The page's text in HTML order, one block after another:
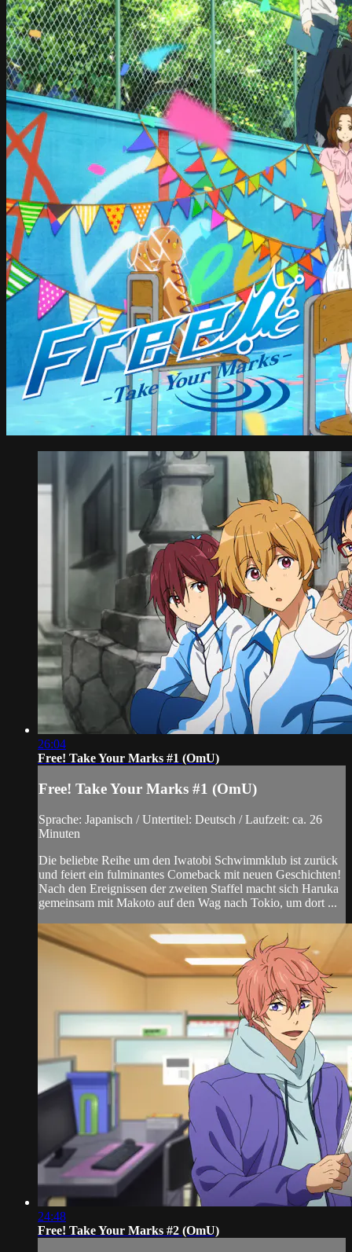
26:04
Free! Take Your Marks #1 (OmU)
Free! Take Your Marks #1 (OmU)
Sprache: Japanisch / Untertitel: Deutsch / Laufzeit: ca. 26
Minuten
Die beliebte Reihe um den Iwatobi Schwimmklub ist zurück
und feiert ein fulminantes Comeback mit neuen Geschichten!
Nach den Ereignissen der zweiten Staffel macht sich Haruka
gemeinsam mit Makoto auf den Wag nach Tokio, um dort ...
24:48
Free! Take Your Marks #2 (OmU)